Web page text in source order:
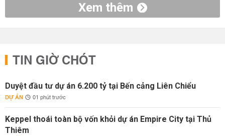
Xem thêm
TIN GIỜ CHÓT
Duyệt đầu tư dự án 6.200 tỷ tại Bến cảng Liên Chiểu
DỰ ÁN 01 phút trước
Keppel thoái toàn bộ vốn khỏi dự án Empire City tại Thủ
Thiêm